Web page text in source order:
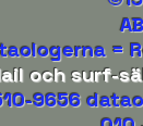
=
och surf-
9656